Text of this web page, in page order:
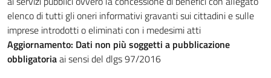
elenco di tutti gli oneri informativi gravanti sui cittadini e sulle
imprese introdotti o eliminati con i medesimi atti
Aggiornamento: Dati non più soggetti a pubblicazione
obbligatoriaai sensi del dlgs 97/2016